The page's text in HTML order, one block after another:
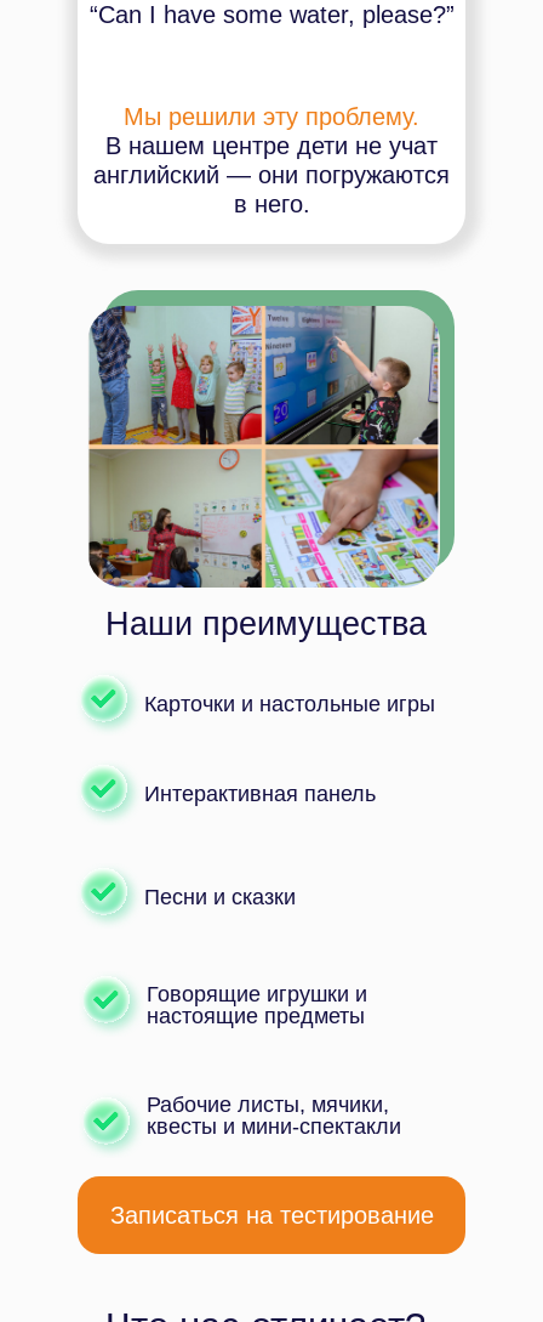
“Can I have some water, please?”
Мы решили эту проблему.
В нашем центре дети не учат
английский — они погружаются
в него.
Рабочие листы, мячики,
квесты и мини-спектакли
Карточки и настольные игры
Говорящие игрушки и
настоящие предметы
Интерактивная панель
Песни и сказки
Записаться на тестирование
Наши преимущества
Мы проводим занятия 2
раза в неделю по 45
формируются по возрасту